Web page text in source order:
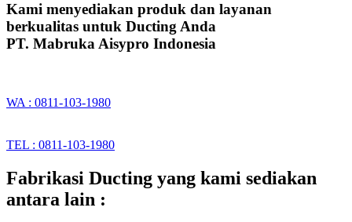
Kami menyediakan produk dan layanan
berkualitas untuk Ducting Anda
PT. Mabruka Aisypro Indonesia
WA : 0811-103-1980
TEL : 0811-103-1980
Fabrikasi Ducting yang kami sediakan
antara lain :